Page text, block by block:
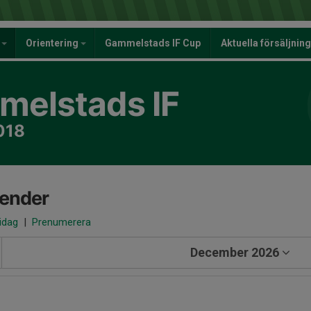
Orientering Gammelstads IF Cup Aktuella
IF
| Prenumerera
December 2026